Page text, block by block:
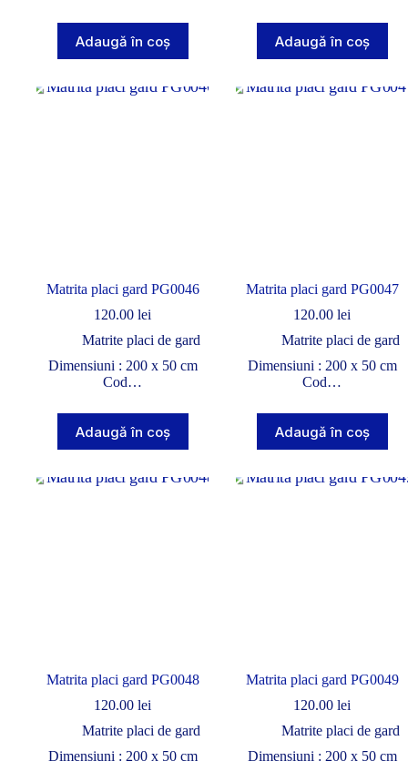
Adaugă în coș Adaugă în coș
Matrita placi gard PG0046
120.00 lei
Matrite placi de gard
Dimensiuni : 200 x 50 cm
Cod…
Adaugă în coș
Matrita placi gard PG0047
120.00 lei
Matrite placi de gard
Dimensiuni : 200 x 50 cm
Cod…
Adaugă în coș
Matrita placi gard PG0048
120.00 lei
Matrite placi de gard
Dimensiuni : 200 x 50 cm
Matrita placi gard PG0049
120.00 lei
Matrite placi de gard
Dimensiuni : 200 x 50 cm